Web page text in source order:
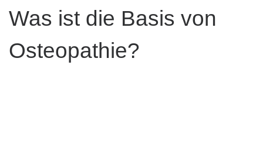
Was ist die Basis von
Osteopathie?